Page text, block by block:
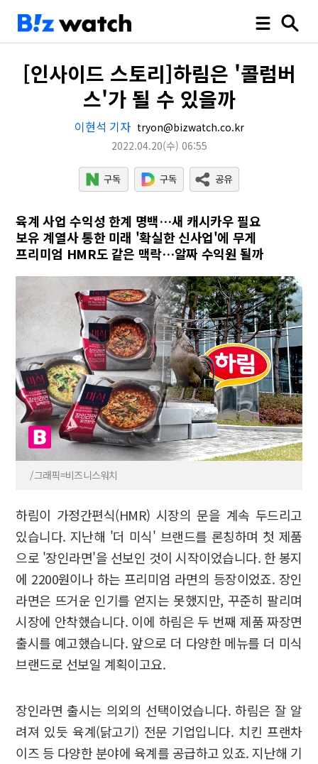
[인사이드 스토리]하림은 '콜럼버
스'가 될 수 있을까
이현석 기자 tryon@bizwatch.co.kr
2022.04.20(수) 06:55
육계 사업 수익성 한계 명백…새 캐시카우 필요
보유 계열사 통한 미래 '확실한 신사업'에 무게
프리미엄 HMR도 같은 맥락…알짜 수익원 될까
/그래픽=비즈니스워치
하림이 가정간편식(HMR) 시장의 문을 계속 두드리고
있습니다. 지난해 '더 미식' 브랜드를 론칭하며 첫 제품
으로 '장인라면'을 선보인 것이 시작이었습니다. 한 봉지
에 2200원이나 하는 프리미엄 라면의 등장이었죠. 장인
라면은 뜨거운 인기를 얻지는 못했지만, 꾸준히 팔리며
시장에 안착했습니다. 이에 하림은 두 번째 제품 짜장면
출시를 예고했습니다. 앞으로 더 다양한 메뉴를 더 미식
브랜드로 선보일 계획이고요.
장인라면 출시는 의외의 선택이었습니다. 하림은 잘 알
려져 있듯 육계(닭고기) 전문 기업입니다. 치킨 프랜차
이즈 등 다양한 분야에 육계를 공급하고 있죠. 지난해 기